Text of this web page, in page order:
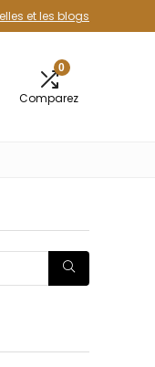
et les blogs
0
Comparez